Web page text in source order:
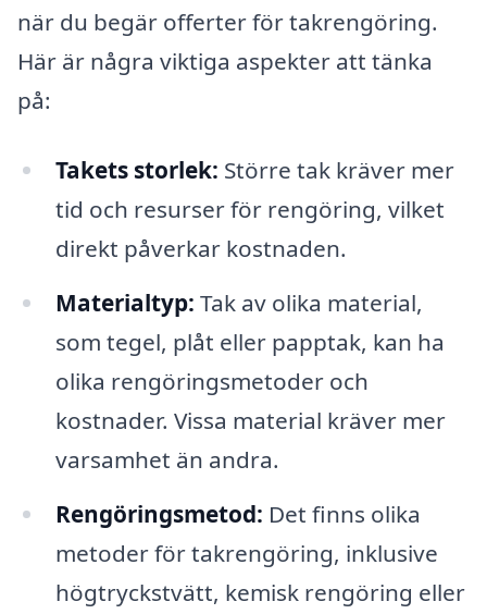
när du begär offerter för takrengöring.
Här är några viktiga aspekter att tänka
på:
Takets storlek: Större tak kräver mer
tid och resurser för rengöring, vilket
direkt påverkar kostnaden.
Materialtyp: Tak av olika material,
som tegel, plåt eller papptak, kan ha
olika rengöringsmetoder och
kostnader. Vissa material kräver mer
varsamhet än andra.
Rengöringsmetod: Det finns olika
metoder för takrengöring, inklusive
högtryckstvätt, kemisk rengöring eller